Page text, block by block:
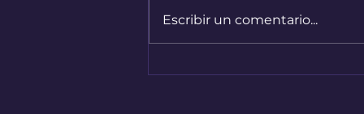
Escribir un comentario...